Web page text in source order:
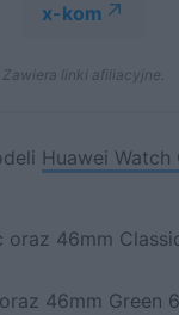
x-kom
Zawiera linki afiliacyjne.
Huawei Watch
oraz 46mm
46mm Green